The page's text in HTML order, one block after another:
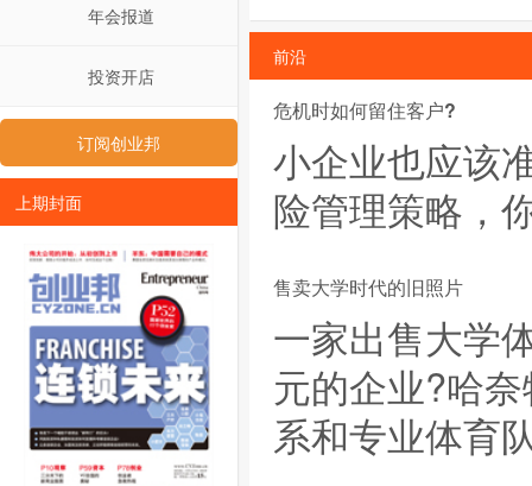
年会报道
投资开店
订阅创业邦
上期封面
前沿
危机时如何留住客户?
小企业也应该
险管理策略，
售卖大学时代的旧照片
一家出售大学
元的企业?哈
系和专业体育